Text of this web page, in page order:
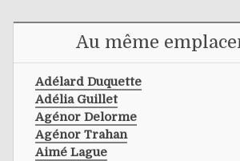
Au même
Adélard Duquette
Adélia Guillet
Agénor Delorme
Agénor Trahan
Aimé Lague